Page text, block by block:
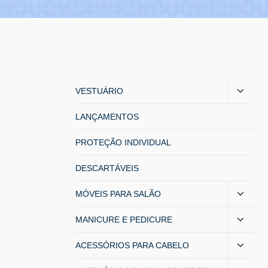
VESTUÁRIO
Toggle
child
LANÇAMENTOS
PROTEÇÃO INDIVIDUAL
DESCARTÁVEIS
MÓVEIS PARA SALÃO
Toggle
child
menu
MANICURE E PEDICURE
Toggle
child
menu
ACESSÓRIOS PARA CABELO
Toggle
child